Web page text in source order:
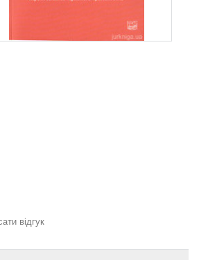
відгук